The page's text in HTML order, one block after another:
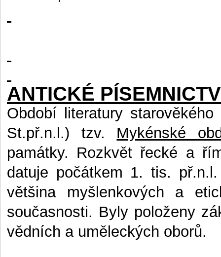
ANTICKÉ
Období literatury
St.př.n.l.) tzv. Mykénské
památky. Rozkvět řecké a
datuje počátkem 1. tis.
většina myšlenkových a
současnosti. Byly položeny
vědních a uměleckých oborů.